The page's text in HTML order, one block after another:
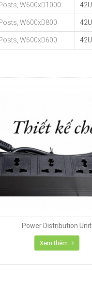
W600xD1000 42U
W600xD800 42U
W600xD600 42U
Power Distribution Unit
Xem thêm